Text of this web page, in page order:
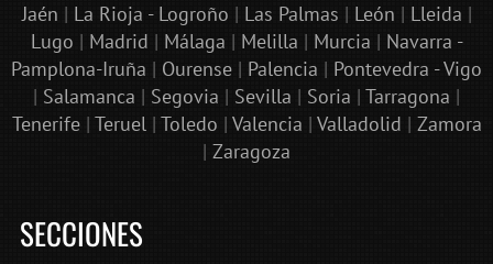
Jaén | La Rioja - Logroño | Las Palmas | León | Lleida |
Lugo | Madrid | Málaga | Melilla | Murcia | Navarra -
Pamplona-Iruña | Ourense | Palencia | Pontevedra - Vigo
| Salamanca | Segovia | Sevilla | Soria | Tarragona |
Tenerife| Teruel| Toledo | Valencia | Valladolid | Zamora
| Zaragoza
SECCIONES